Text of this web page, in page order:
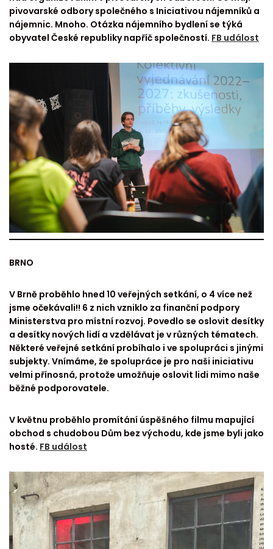
pivovarské odbory společného s Iniciativou nájemníků a
nájemnic. Mnoho. Otázka nájemního bydlení se týká
obyvatel České republiky napříč společností. FB událost
BRNO
V Brně proběhlo hned 10 veřejných setkání, o 4 více než
jsme očekávali!! 6 z nich vzniklo za finanční podpory
Ministerstva pro místní rozvoj. Povedlo se oslovit desítky
a desítky nových lidí a vzdělávat je v různých tématech.
Některé veřejné setkání probíhalo i ve spolupráci s jinými
subjekty. Vnímáme, že spolupráce je pro naši iniciativu
velmi přínosná, protože umožňuje oslovit lidi mimo naše
běžné podporovatele.
V květnu proběhlo promítání úspěšného filmu mapující
obchod s chudobou Dům bez východu, kde jsme byli jako
hosté. FB událost